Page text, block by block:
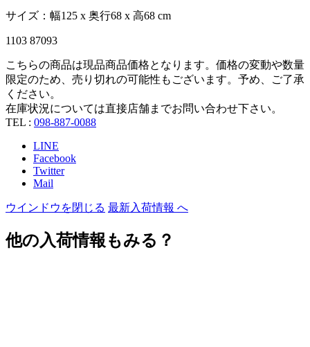
サイズ：幅125 x 奥行68 x 高68 cm
1103 87093
こちらの商品は現品商品価格となります。価格の変動や数量
限定のため、売り切れの可能性もございます。予め、ご了承
ください。
在庫状況については直接店舗までお問い合わせ下さい。
TEL : 098-887-0088
LINE
Facebook
Twitter
Mail
ウインドウを閉じる 最新入荷情報 へ
他の入荷情報もみる？